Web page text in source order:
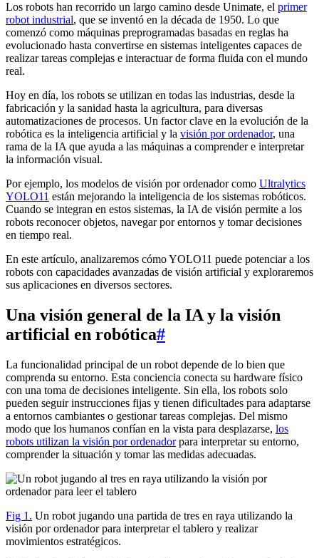
Los robots han recorrido un largo camino desde Unimate, el primer
robot industrial, que se inventó en la década de 1950. Lo que
comenzó como máquinas preprogramadas basadas en reglas ha
evolucionado hasta convertirse en sistemas inteligentes capaces de
realizar tareas complejas e interactuar de forma fluida con el mundo
real.
Hoy en día, los robots se utilizan en todas las industrias, desde la
fabricación y la sanidad hasta la agricultura, para diversas
automatizaciones de procesos. Un factor clave en la evolución de la
robótica es la inteligencia artificial y la visión por ordenador, una
rama de la IA que ayuda a las máquinas a comprender e interpretar
la información visual.
Por ejemplo, los modelos de visión por ordenador como Ultralytics
YOLO11 están mejorando la inteligencia de los sistemas robóticos.
Cuando se integran en estos sistemas, la IA de visión permite a los
robots reconocer objetos, navegar por entornos y tomar decisiones
en tiempo real.
En este artículo, analizaremos cómo YOLO11 puede potenciar a los
robots con capacidades avanzadas de visión artificial y exploraremos
sus aplicaciones en diversos sectores.
Una visión general de la IA y la visión
artificial en robótica#
La funcionalidad principal de un robot depende de lo bien que
comprenda su entorno. Esta conciencia conecta su hardware físico
con una toma de decisiones inteligente. Sin ella, los robots solo
pueden seguir instrucciones fijas y tienen dificultades para adaptarse
a entornos cambiantes o gestionar tareas complejas. Del mismo
modo que los humanos confían en la vista para desplazarse, los
robots utilizan la visión por ordenadorpara interpretar su entorno,
comprender la situación y tomar las medidas adecuadas.
Fig 1. Un robot jugando una partida de tres en raya utilizando la
visión por ordenador para interpretar el tablero y realizar
movimientos estratégicos.